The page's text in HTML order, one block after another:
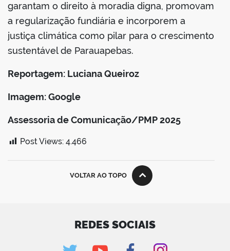
garantam o direito à moradia digna, promovam
a regularização fundiária e incorporem a
justiça climática como pilar para o crescimento
sustentável de Parauapebas.
Reportagem: Luciana Queiroz
Imagem: Google
Assessoria de Comunicação/PMP 2025
Post Views: 4.466
VOLTAR AO TOPO
REDES SOCIAIS